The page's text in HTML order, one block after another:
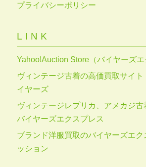
プライバシーポリシー
LINK
Yahoo!Auction Store（バイヤーズエ
ヴィンテージ古着の高価買取サイ
イヤーズ
ヴィンテージレプリカ、アメカジ古
バイヤーズエクスプレス
ブランド洋服買取のバイヤーズエク
ッション